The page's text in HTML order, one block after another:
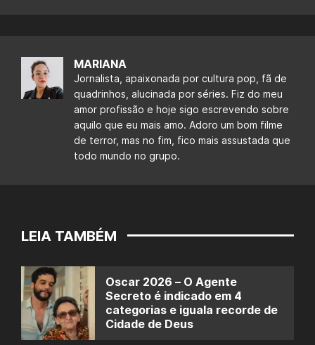
MARIANA
Jornalista, apaixonada por cultura pop, fã de
quadrinhos, alucinada por séries. Fiz do meu
amor profissão e hoje sigo escrevendo sobre
aquilo que eu mais amo. Adoro um bom filme
de terror, mas no fim, fico mais assustada que
todo mundo no grupo.
LEIA TAMBÉM
Oscar 2026 – O Agente
Secreto é indicado em 4
categorias e iguala recorde de
Cidade de Deus